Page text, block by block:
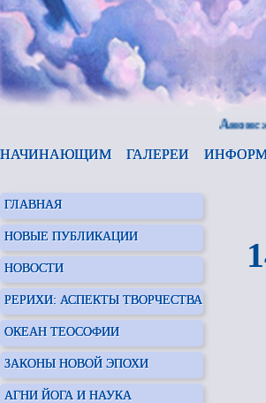
Анонс
НАЧИНАЮЩИМ ГАЛЕРЕИ
ГЛАВНАЯ
НОВЫЕ ПУБЛИКАЦИИ
НОВОСТИ
РЕРИХИ: АСПЕКТЫ ТВОРЧЕСТВА
ОКЕАН ТЕОСОФИИ
ЗАКОНЫ НОВОЙ ЭПОХИ
АГНИ ЙОГА И НАУКА